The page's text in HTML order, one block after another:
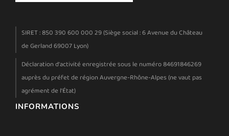
SIRET : 850 390 600 000 29 (Siège social : 6 Avenue du Château
de Gerland 69007 Lyon)
Déclaration d'activité enregistrée sous le numéro 84691846269
auprès du préfet de région Auvergne-Rhône-Alpes (ne vaut pas
agrément de l'État)
INFORMATIONS